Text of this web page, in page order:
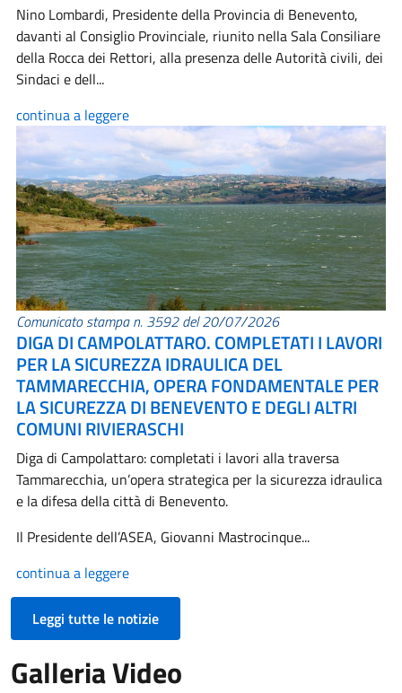
Nino Lombardi, Presidente della Provincia di Benevento,
davanti al Consiglio Provinciale, riunito nella Sala Consiliare
della Rocca dei Rettori, alla presenza delle Autorità civili, dei
Sindaci e dell...
continua a leggere
Comunicato stampa n. 3592 del 20/07/2026
DIGA DI CAMPOLATTARO. COMPLETATI I LAVORI
PER LA SICUREZZA IDRAULICA DEL
TAMMARECCHIA, OPERA FONDAMENTALE PER
LA SICUREZZA DI BENEVENTO E DEGLI ALTRI
COMUNI RIVIERASCHI
Diga di Campolattaro: completati i lavori alla traversa
Tammarecchia, un’opera strategica per la sicurezza idraulica
e la difesa della città di Benevento.
Il Presidente dell’ASEA, Giovanni Mastrocinque...
continua a leggere
Leggi tutte le notizie
Galleria Video